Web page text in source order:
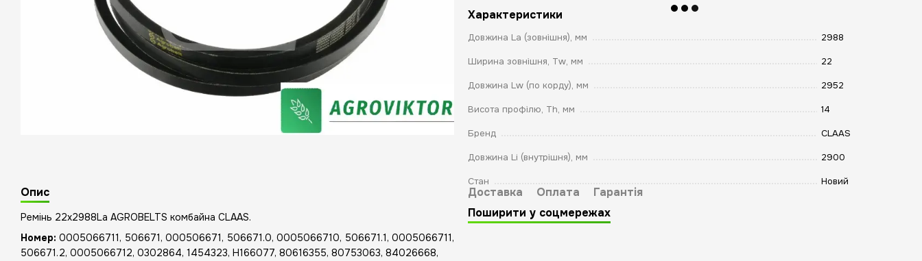
Опис
Ремінь 22x2988La AGROBELTS комбайна CLAAS.
Номер: 0005066711, 506671, 000506671, 506671.0, 0005066710, 506671.1, 0005066711,
506671.2, 0005066712, 0302864, 1454323, H166077, 80616355, 80753063, 84026668,
Характеристики
Довжина La (зовнішня), мм 2988
Ширина зовнішня, Tw, мм 22
Довжина Lw (по корду), мм 2952
Висота профілю, Th, мм 14
Бренд CLAAS
Довжина Li (внутрішня), мм 2900
Стан Новий
Доставка Оплата
Гарантія
Поширити у соцмережах